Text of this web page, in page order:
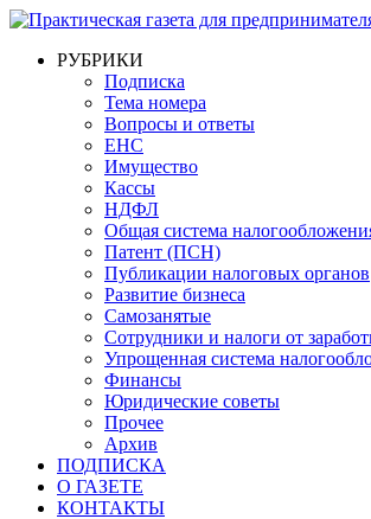
РУБРИКИ
Подписка
Тема номера
Вопросы и ответы
ЕНС
Имущество
Кассы
НДФЛ
Общая система
Патент (ПСН)
Публикации налоговых органов
Развитие бизнеса
Самозанятые
Сотрудники и налоги от
Упрощенная система
Финансы
Юридические советы
Прочее
Архив
ПОДПИСКА
О ГАЗЕТЕ
КОНТАКТЫ